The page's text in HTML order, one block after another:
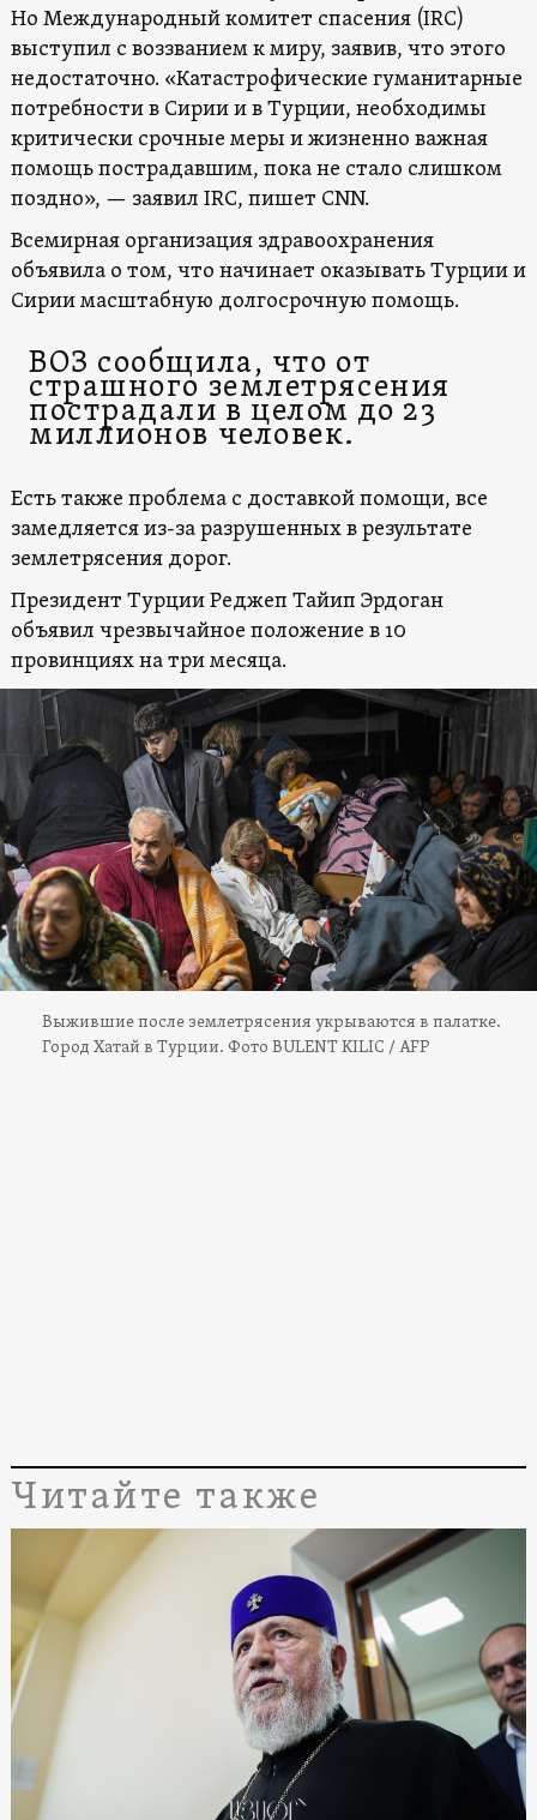
Но Международный комитет спасения (IRC)
выступил с воззванием к миру, заявив, что этого
недостаточно. «Катастрофические гуманитарные
потребности в Сирии и в Турции, необходимы
критически срочные меры и жизненно важная
помощь пострадавшим, пока не стало слишком
поздно», — заявил IRC, пишет CNN.
Всемирная организация здравоохранения
объявила о том, что начинает оказывать Турции и
Сирии масштабную долгосрочную помощь.
ВОЗ сообщила, что от
страшного землетрясения
пострадали в целом до 23
миллионов человек.
Есть также проблема с доставкой помощи, все
замедляется из-за разрушенных в результате
землетрясения дорог.
Президент Турции Реджеп Тайип Эрдоган
объявил чрезвычайное положение в 10
провинциях на три месяца.
Выжившие после землетрясения укрываются в палатке.
Город Хатай в Турции. Фото BULENT KILIC / AFP
Читайте также